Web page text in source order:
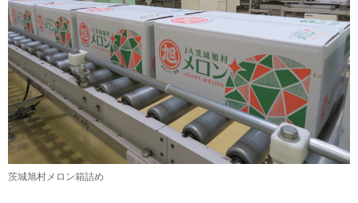
茨城旭村メロン箱詰め